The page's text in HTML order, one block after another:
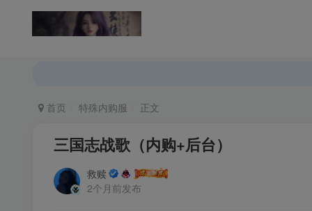
首页 特殊内购服 正文
三国志战歌（内购+后台）
救赎
2个月前发布